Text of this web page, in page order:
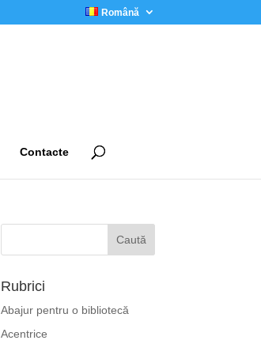
Română
Contacte
Rubrici
Abajur pentru o bibliotecă
Acentrice